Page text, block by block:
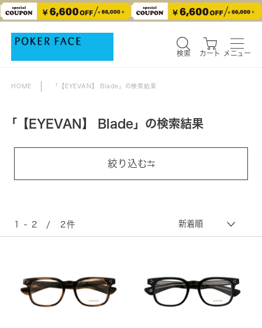
検索 カート メニュー
HOME 「【EYEVAN】 Blade」の検索結果
「【EYEVAN】 Blade」の検索結果
絞り込む
1 - 2 / 2件